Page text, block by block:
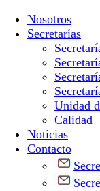
Nosotros
Secretarías
Unidad
Calidad
Noticias
Contacto